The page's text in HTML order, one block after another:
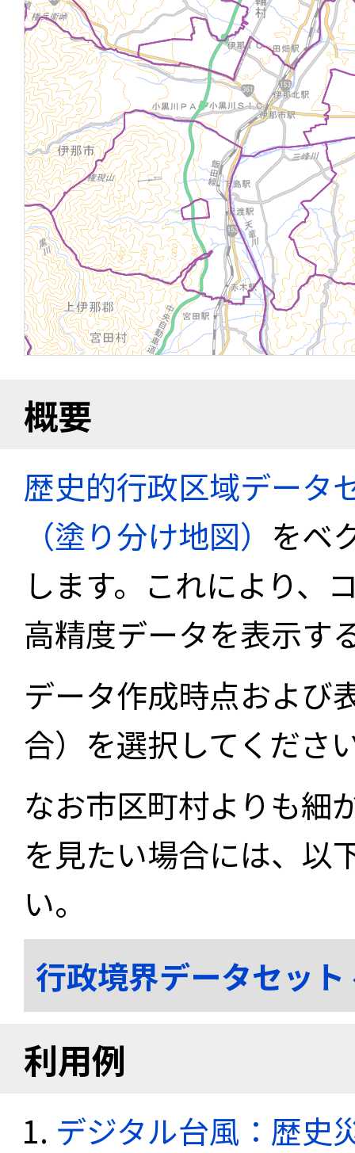
概要
歴史的行政区域データ
（塗り分け地図） をベ
します。これにより、
高精度データを表示す
データ作成時点および
合）を選択してくださ
なお市区町村よりも細
を見たい場合には、以
い。
行政境界データセッ
利用例
デジタル台風：歴史